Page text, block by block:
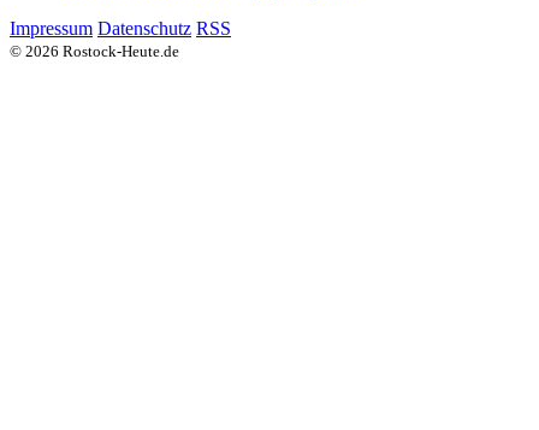
Impressum Datenschutz RSS
© 2026 Rostock-Heute.de